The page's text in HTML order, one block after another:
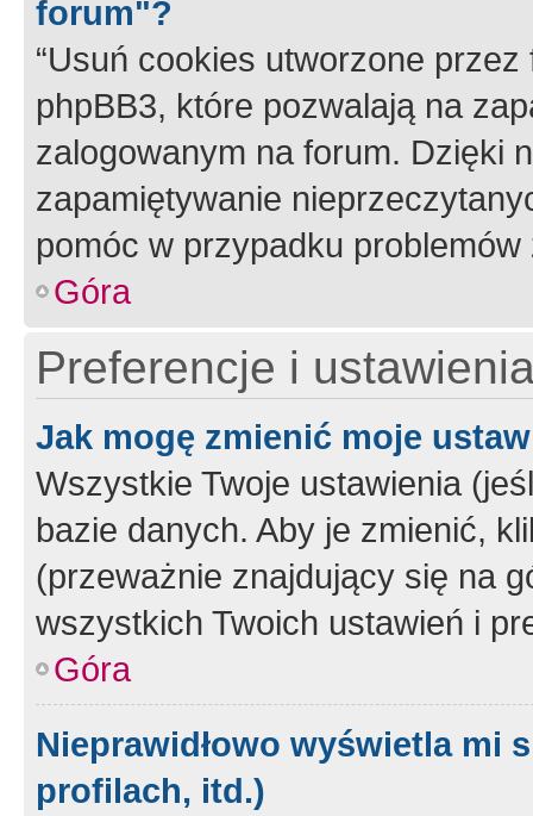
forum"?
“Usuń cookies utworzone
phpBB3, które pozwalają na
zalogowanym na forum. Dzięki
zapamiętywanie
pomóc w przypadku
Góra
Preferencje i
Jak mogę zmienić moje
Wszystkie Twoje ustawienia
bazie danych. Aby je zmienić,
(przeważnie znajdujący się na
wszystkich Twoich ustawień i
Góra
Nieprawidłowo wyświetla mi
profilach, itd.)